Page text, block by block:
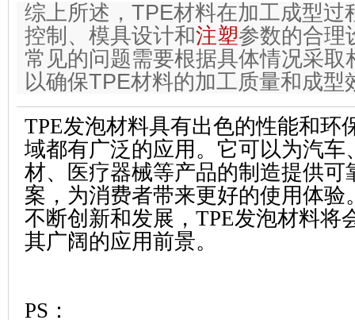
综上所述，TPE材料在加工成型过
控制、模具设计和注塑参数的合理
常见的问题需要根据具体情况采取
以确保TPE材料的加工质量和成型
TPE发泡材料具有出色的性能和环
域都有广泛的应用。它可以为汽车
材、医疗器械等产品的制造提供可
案，为消费者带来更好的使用体验
不断创新和发展，TPE发泡材料将
其广阔的应用前景。
PS：